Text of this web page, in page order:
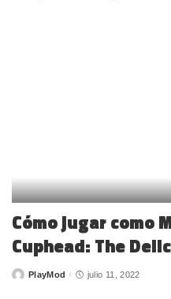
Cómo jugar como
Cuphead: The
PostedPlayMod julio 11, 2022